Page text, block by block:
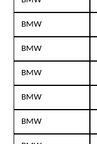
BMW
BMW
BMW
BMW
BMW